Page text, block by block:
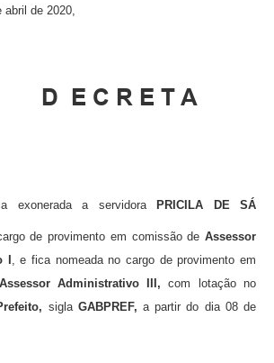
abril de 2020,
D E C R E T A
exonerada a servidora PRICILA DE SÁ
de provimento em comissão de Assessor
, e fica nomeada no cargo de provimento em
Assessor Administrativo III,com lotação no
siglaGABPREF,a partir do dia 08 de